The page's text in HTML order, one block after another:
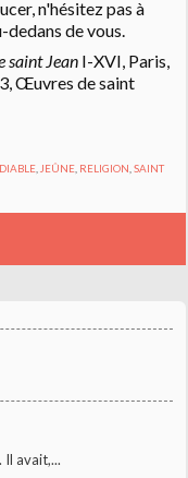
avait,...
n'hésitez pas à
de vous.
saint Jean I-XVI, Paris,
Œuvres de saint
DIABLE, JEÛNE, RELIGION SAINT